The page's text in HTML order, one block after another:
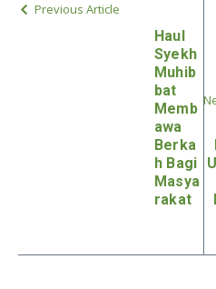
Previous Article
Haul
Syekh
Muhib
bat
Memb
awa
Berka
h Bagi
Masya
rakat